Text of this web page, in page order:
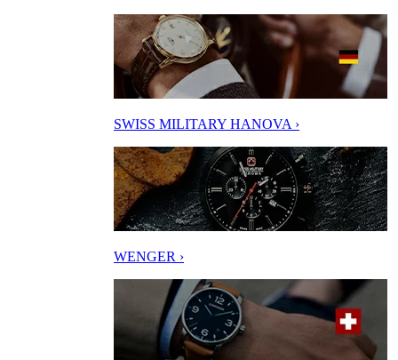
SWISS MILITARY HANOVA ›
WENGER ›